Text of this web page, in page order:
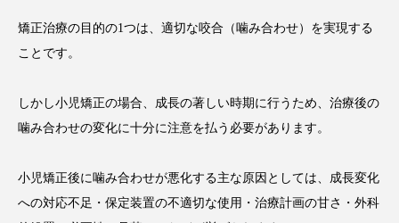
矯正治療の目的の1つは、適切な咬合（噛み合わせ）を実現する
ことです。
しかし小児矯正の場合、成長の著しい時期に行うため、治療後の
噛み合わせの変化に十分に注意を払う必要があります。
小児矯正後に噛み合わせが悪化する主な原因としては、成長変化
への対応不足・保定装置の不適切な使用・治療計画の甘さ・外科